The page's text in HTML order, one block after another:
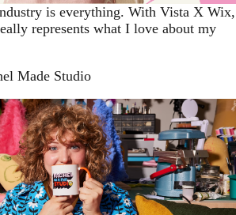
is everything. With Vista X Wix,
represents what I love about my
Made Studio